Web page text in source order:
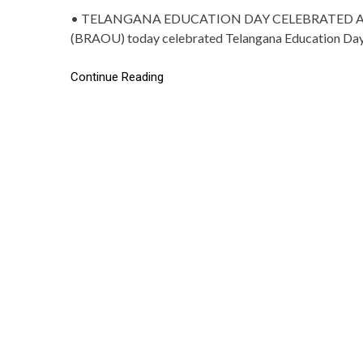
• TELANGANA EDUCATION DAY CELEBRATED
(BRAOU) today celebrated Telangana Education
Continue Reading